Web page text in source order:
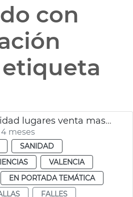
con
Inspección Sanidad lugares venta masas fritas Fallas València
meses
SANIDAD
VALENCIA
EN PORTADA TEMÁTICA
FALLES